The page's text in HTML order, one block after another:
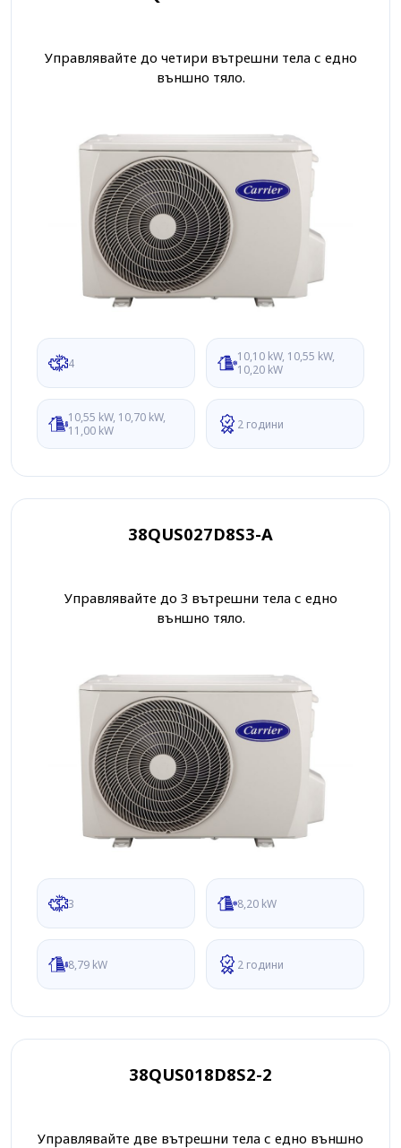
Управлявайте до четири вътрешни тела с едно
външно тяло.
4
10,10 kW, 10,55 kW,
10,20 kW
10,55 kW, 10,70 kW,
11,00 kW
2 години
38QUS027D8S3-A
Управлявайте до 3 вътрешни тела с едно
външно тяло.
3 8,20 kW
8,79 kW 2 години
38QUS018D8S2-2
Управлявайте две вътрешни тела с едно външно